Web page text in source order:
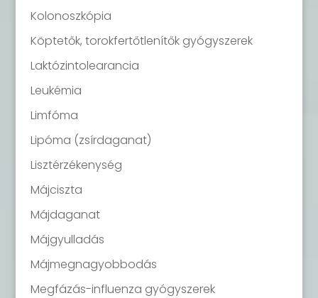
Kolonoszkópia
Köptetők, torokfertőtlenítők gyógyszerek
Laktózintolearancia
Leukémia
Limfóma
Lipóma (zsírdaganat)
Lisztérzékenység
Májciszta
Májdaganat
Májgyulladás
Májmegnagyobbodás
Megfázás-influenza gyógyszerek